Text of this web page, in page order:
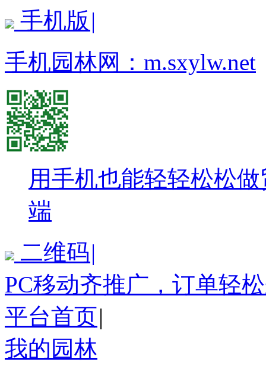
手机版 |
手机园林网： m.sxylw.net
用手机也能轻轻松松
端
二维码|
PC移动齐推广，订单轻
平台首页|
我的园林